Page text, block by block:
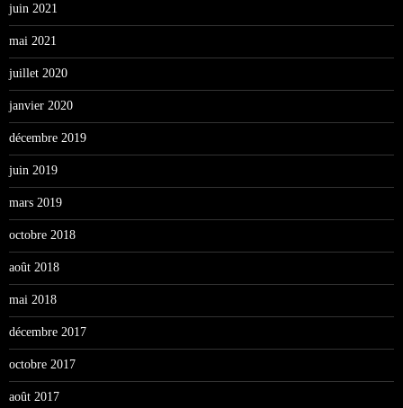
juin 2021
mai 2021
juillet 2020
janvier 2020
décembre 2019
juin 2019
mars 2019
octobre 2018
août 2018
mai 2018
décembre 2017
octobre 2017
août 2017